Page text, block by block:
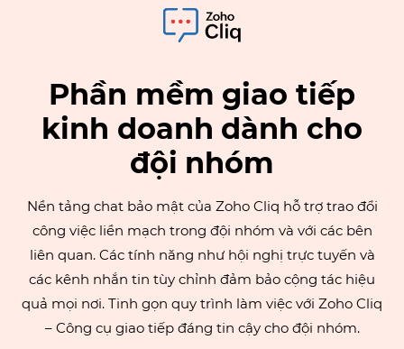
Phần mềm giao tiếp
kinh doanh dành cho
đội nhóm
Nền tảng chat bảo mật của Zoho Cliq hỗ trợ trao đổi
công việc liền mạch trong đội nhóm và với các bên
liên quan. Các tính năng như hội nghị trực tuyến và
các kênh nhắn tin tùy chỉnh đảm bảo cộng tác hiệu
quả mọi nơi. Tinh gọn quy trình làm việc với Zoho Cliq
– Công cụ giao tiếp đáng tin cậy cho đội nhóm.